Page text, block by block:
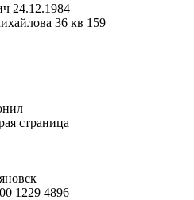
24.12.1984
36 кв 159
страница
1229 4896